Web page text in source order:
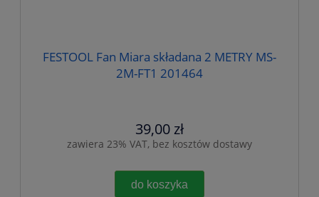
FESTOOL Fan Miara składana 2 METRY MS-
2M-FT1 201464
39,00 zł
zawiera 23% VAT, bez kosztów dostawy
do koszyka